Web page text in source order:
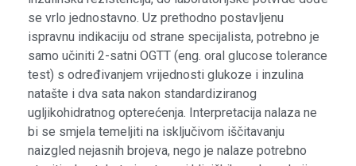
se vrlo jednostavno. Uz prethodno postavljenu
ispravnu indikaciju od strane specijalista, potrebno je
samo učiniti 2-satni OGTT (eng. oral glucose tolerance
test) s određivanjem vrijednosti glukoze i inzulina
natašte i dva sata nakon standardiziranog
ugljikohidratnog opterećenja. Interpretacija nalaza ne
bi se smjela temeljiti na isključivom iščitavanju
naizgled nejasnih brojeva, nego je nalaze potrebno